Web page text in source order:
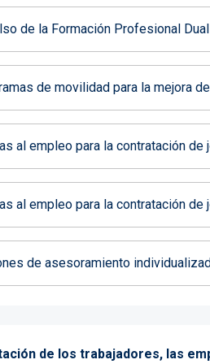
de la Formación Profesional Dual
de movilidad para la mejora
al empleo para la contratación
al empleo para la contratación
de asesoramiento
de los trabajadores, las